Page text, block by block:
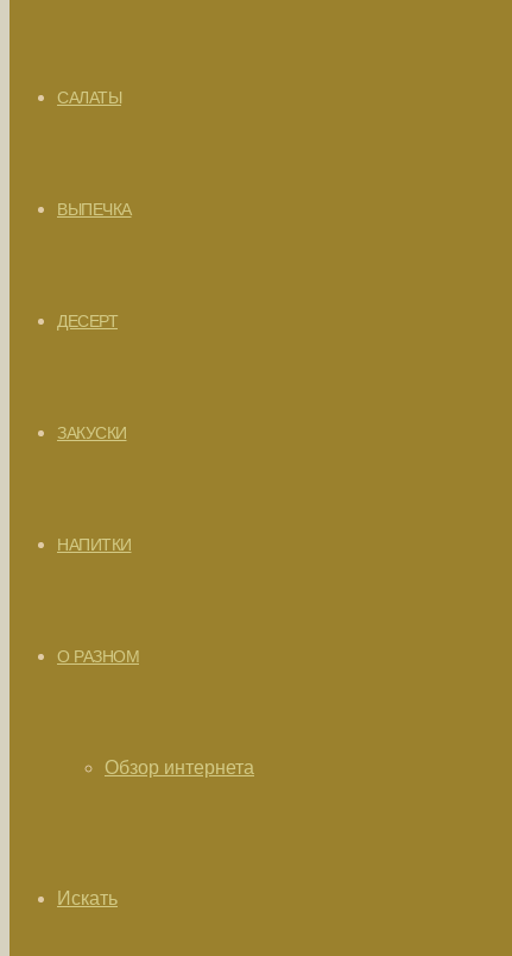
САЛАТЫ
ВЫПЕЧКА
ДЕСЕРТ
ЗАКУСКИ
НАПИТКИ
О РАЗНОМ
Обзор интернета
Искать